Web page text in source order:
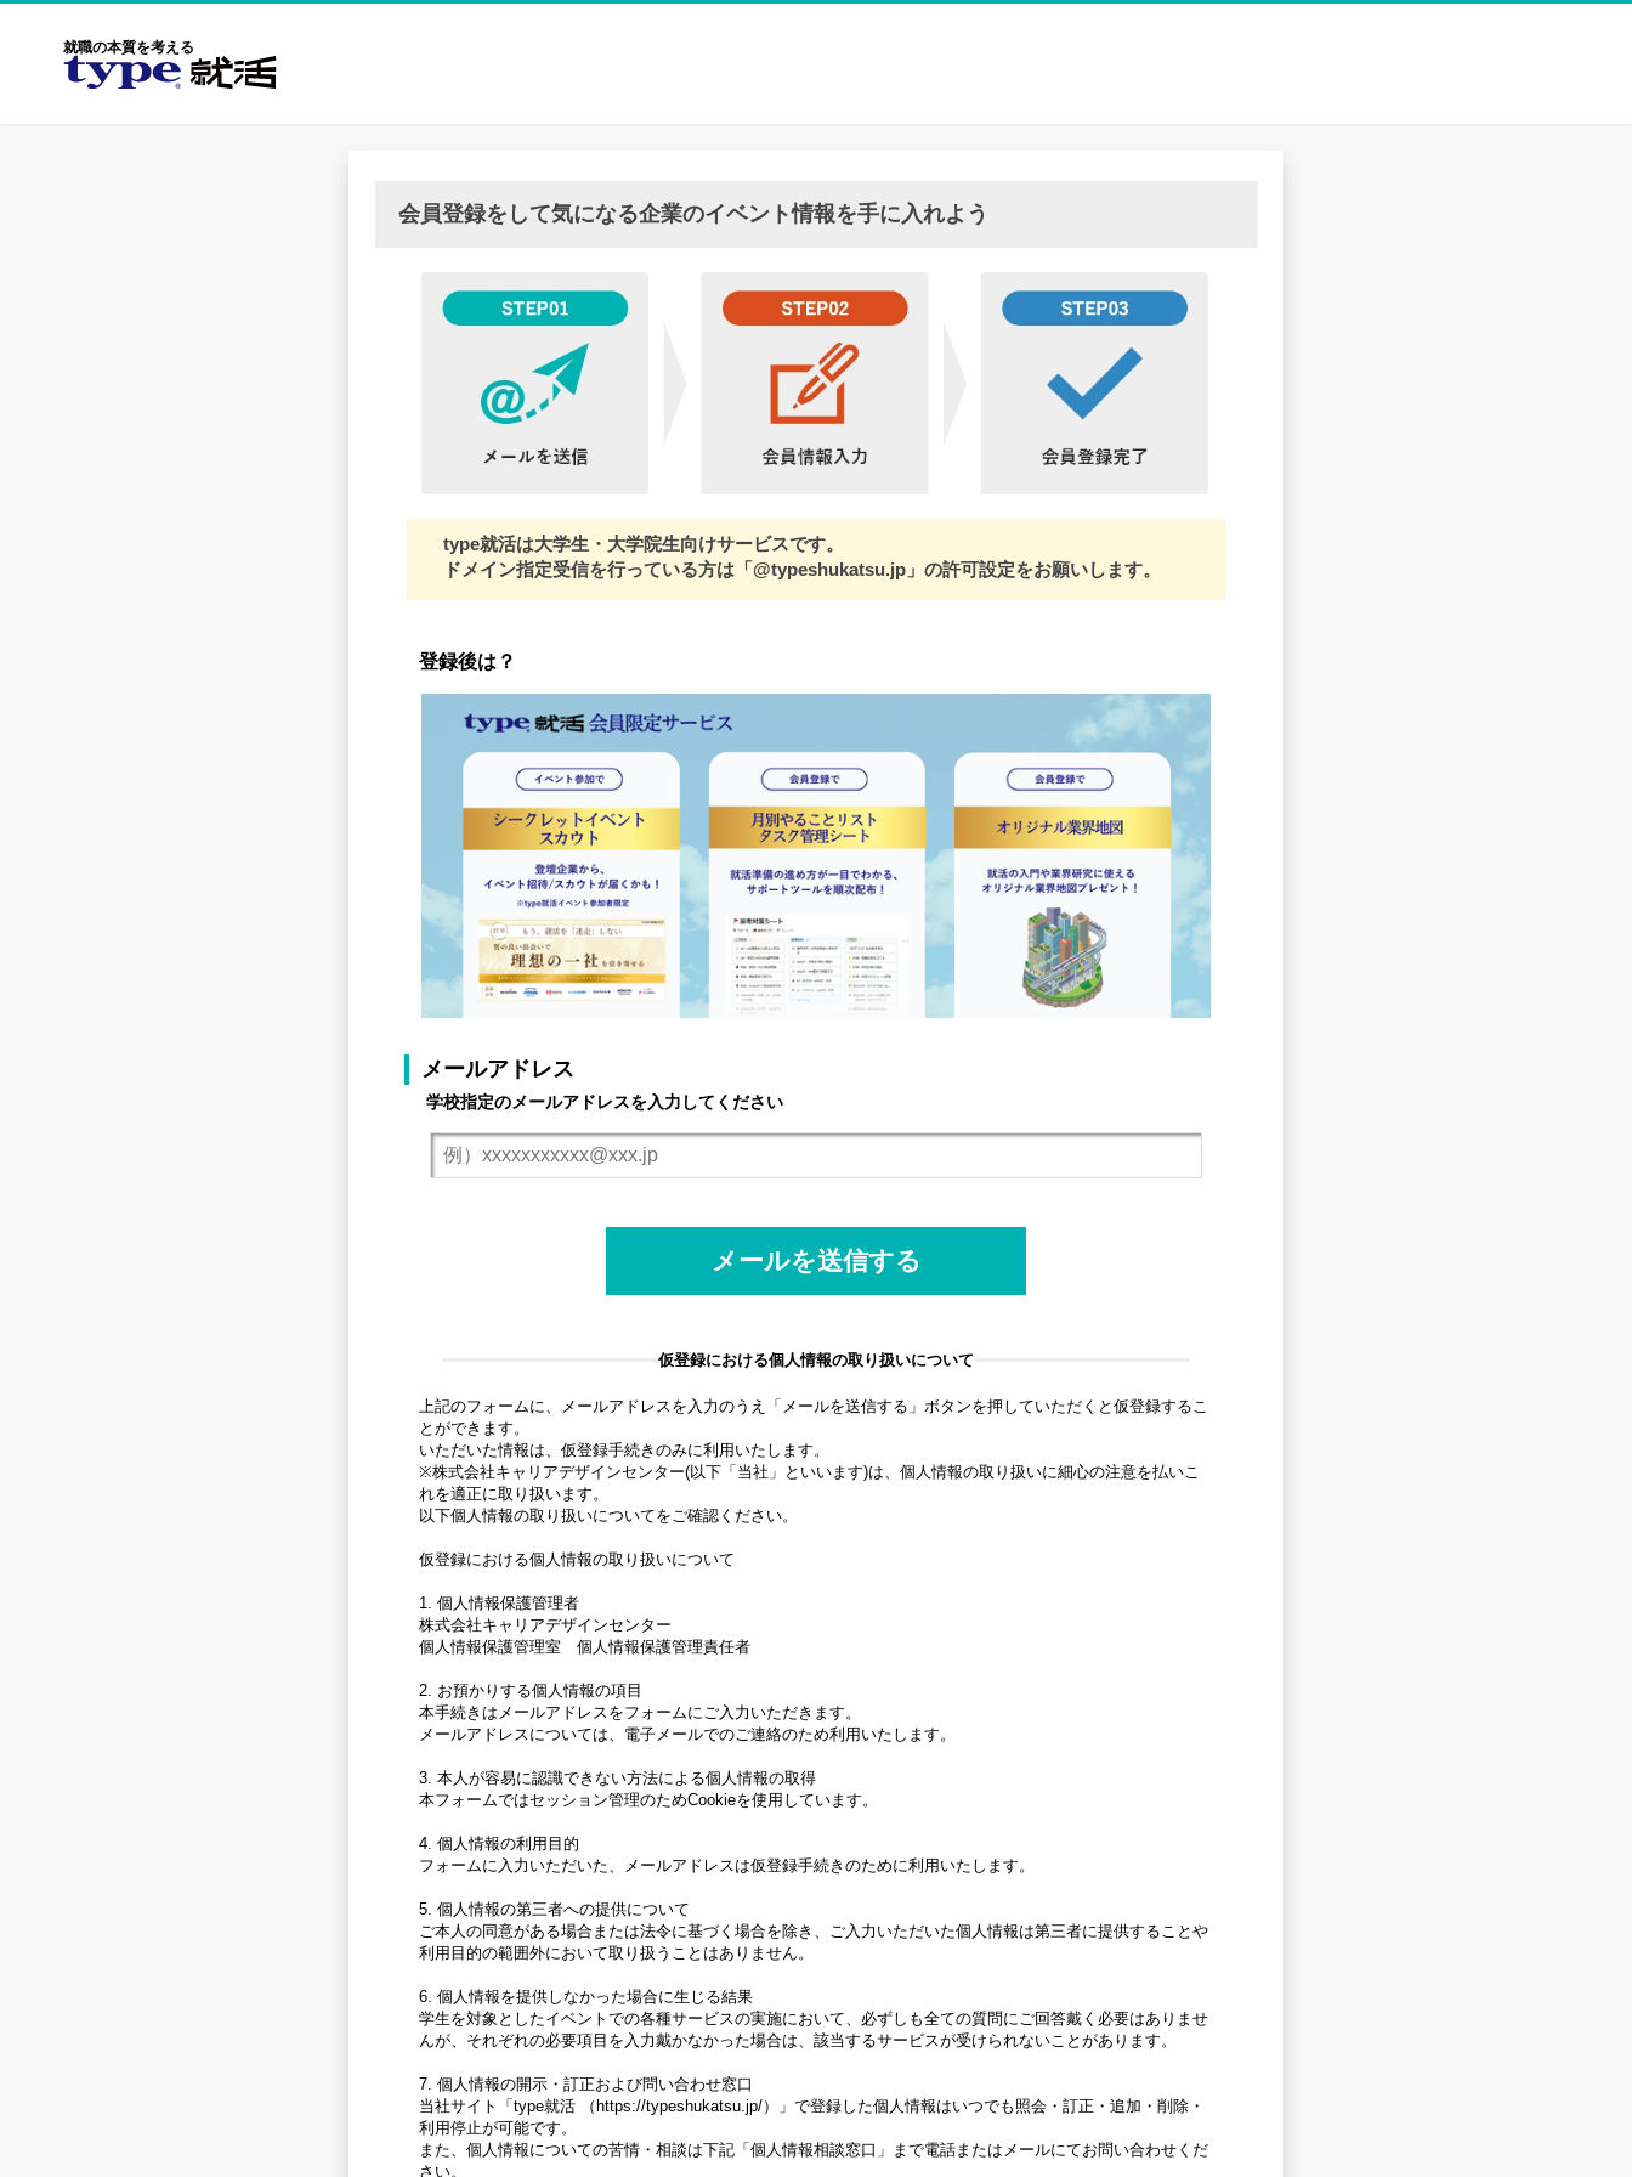
就職の本質を考える
会員登録をして気になる企業のイベント情報を手に入れよう
type就活は大学生・大学院生向けサービスです。
ドメイン指定受信を行っている方は「@typeshukatsu.jp」の許可設定をお願いします。
登録後は？
メールアドレス
学校指定のメールアドレスを入力してください
仮登録における個人情報の取り扱いについて
上記のフォームに、メールアドレスを入力のうえ「メールを送信する」ボタンを押していただくと仮登録するこ
とができます。
いただいた情報は、仮登録手続きのみに利用いたします。
※株式会社キャリアデザインセンター(以下「当社」といいます)は、個人情報の取り扱いに細心の注意を払いこ
れを適正に取り扱います。
以下個人情報の取り扱いについてをご確認ください。
仮登録における個人情報の取り扱いについて
1. 個人情報保護管理者
株式会社キャリアデザインセンター
個人情報保護管理室 個人情報保護管理責任者
2. お預かりする個人情報の項目
本手続きはメールアドレスをフォームにご入力いただきます。
メールアドレスについては、電子メールでのご連絡のため利用いたします。
3. 本人が容易に認識できない方法による個人情報の取得
本フォームではセッション管理のためCookieを使用しています。
4. 個人情報の利用目的
フォームに入力いただいた、メールアドレスは仮登録手続きのために利用いたします。
5. 個人情報の第三者への提供について
ご本人の同意がある場合または法令に基づく場合を除き、ご入力いただいた個人情報は第三者に提供することや
利用目的の範囲外において取り扱うことはありません。
6. 個人情報を提供しなかった場合に生じる結果
学生を対象としたイベントでの各種サービスの実施において、必ずしも全ての質問にご回答戴く必要はありませ
んが、それぞれの必要項目を入力戴かなかった場合は、該当するサービスが受けられないことがあります。
7. 個人情報の開示・訂正および問い合わせ窓口
当社サイト「type就活 （https://typeshukatsu.jp/）」で登録した個人情報はいつでも照会・訂正・追加・削除・
利用停止が可能です。
また、個人情報についての苦情・相談は下記「個人情報相談窓口」まで電話またはメールにてお問い合わせくだ
さい。